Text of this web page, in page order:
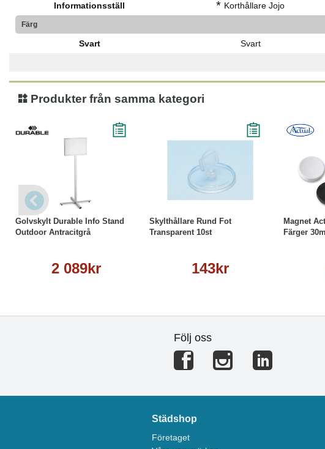
Informationsställ * Korthållare Jojo
Färg
Svart Svart
Produkter från samma kategori
Golvskylt Durable Info Stand
Outdoor Antracitgrå
2 089kr
Läs mer
Skylthållare Rund Fot
Transparent 10st
143kr
Magnet
Färger
Köp
Följ oss
Städshop
Företaget